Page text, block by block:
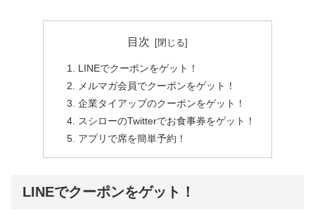
目次
LINEでクーポンをゲット！
メルマガ会員でクーポンをゲット！
企業タイアップのクーポンをゲット！
スシローのTwitterでお食事券をゲット！
アプリで席を簡単予約！
LINEでクーポンをゲット！